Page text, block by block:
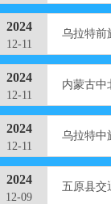
2024
12-11
乌拉特前
2024
12-11
内蒙古中
2024
12-11
乌拉特中
2024
12-09
五原县交